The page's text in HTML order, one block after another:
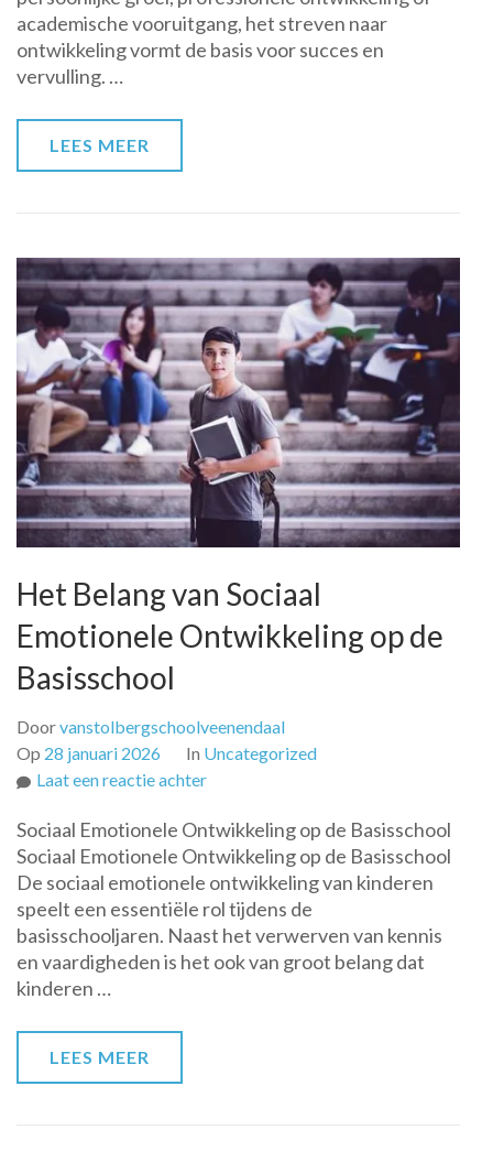
Groeien,
Leren
academische vooruitgang, het streven naar
ontwikkeling vormt de basis voor succes en
vervulling. …
LEES MEER
Het Belang van Sociaal
Emotionele Ontwikkeling op de
Basisschool
Doorvanstolbergschoolveenendaal
Op 28 januari 2026 In Uncategorized
Laat een reactie achterop
Belang
van
Sociaal
Emotionele
Ontwikkeling
op
Sociaal Emotionele Ontwikkeling op de Basisschool
Sociaal Emotionele Ontwikkeling op de Basisschool
De sociaal emotionele ontwikkeling van kinderen
speelt een essentiële rol tijdens de
basisschooljaren. Naast het verwerven van kennis
en vaardigheden is het ook van groot belang dat
kinderen …
LEES MEER